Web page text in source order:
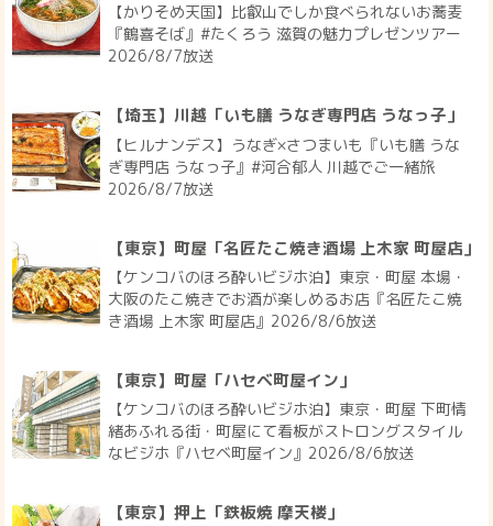
【かりそめ天国】比叡山でしか食べられないお蕎麦
『鶴喜そば』#たくろう 滋賀の魅力プレゼンツアー
2026/8/7放送
【埼玉】川越「いも膳 うなぎ専門店 うなっ子」
【ヒルナンデス】うなぎ×さつまいも『いも膳 うな
ぎ専門店 うなっ子』#河合郁人 川越でご一緒旅
2026/8/7放送
【東京】町屋「名匠たこ焼き酒場 上木家 町屋店」
【ケンコバのほろ酔いビジホ泊】東京・町屋 本場・
大阪のたこ焼きでお酒が楽しめるお店『名匠たこ焼
き酒場 上木家 町屋店』2026/8/6放送
【東京】町屋「ハセベ町屋イン」
【ケンコバのほろ酔いビジホ泊】東京・町屋 下町情
緒あふれる街・町屋にて看板がストロングスタイル
なビジホ『ハセベ町屋イン』2026/8/6放送
【東京】押上「鉄板焼 摩天楼」